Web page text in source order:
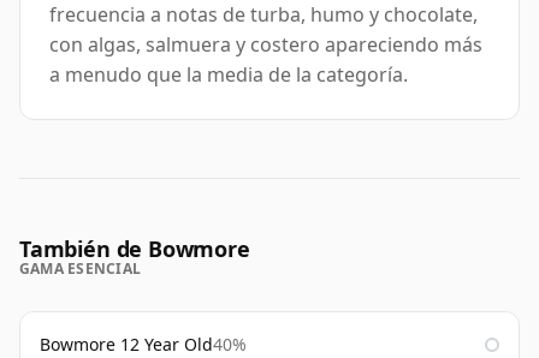
frecuencia a notas de turba, humo y chocolate,
con algas, salmuera y costero apareciendo más
a menudo que la media de la categoría.
También de Bowmore
GAMA ESENCIAL
Bowmore 12 Year Old40%